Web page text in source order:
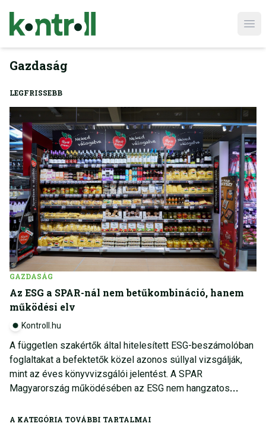
Gazdaság
LEGFRISSEBB
GAZDASÁG
Az ESG a SPAR-nál nem betűkombináció, hanem
működési elv
Kontroll.hu
A független szakértők által hitelesített ESG-beszámolóban
foglaltakat a befektetők közel azonos súllyal vizsgálják,
mint az éves könyvvizsgálói jelentést. A SPAR
Magyarország működésében az ESG nem hangzatos
felelősségvállalást.
A KATEGÓRIA TOVÁBBI TARTALMAI